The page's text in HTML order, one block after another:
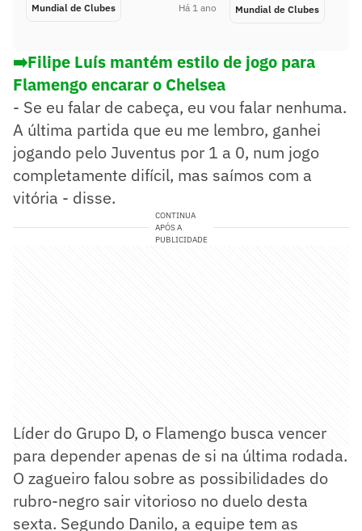
Mundial de Clubes Há 1 ano Mundial de Clubes
➡️Filipe Luís mantém estilo de jogo para
Flamengo encarar o Chelsea
- Se eu falar de cabeça, eu vou falar nenhuma.
A última partida que eu me lembro, ganhei
jogando pelo Juventus por 1 a 0, num jogo
completamente difícil, mas saímos com a
vitória - disse.
CONTINUA
APÓS A
PUBLICIDADE
Líder do Grupo D, o Flamengo busca vencer
para depender apenas de si na última rodada.
O zagueiro falou sobre as possibilidades do
rubro-negro sair vitorioso no duelo desta
sexta. Segundo Danilo, a equipe tem as